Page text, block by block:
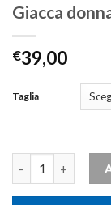
Giacca
€39,00
Taglia